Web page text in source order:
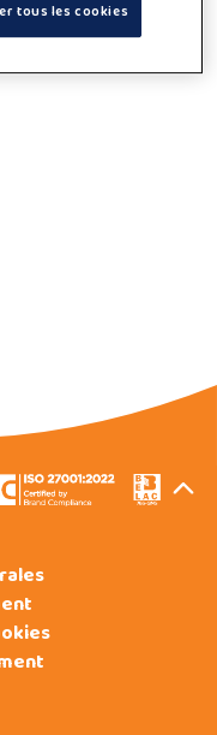
tous les cookies